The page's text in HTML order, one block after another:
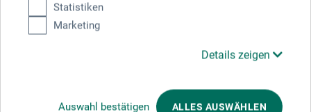
Statistiken
Marketing
Details zeigen
Auswahl bestätigen ALLES AUSWÄHLEN
Her finder du vigtige dokumenter og filer til dette produkt.